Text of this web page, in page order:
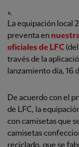
».
La equipación local
preventa en
oficialesde LFC
través de la
lanzamiento día, 16
De acuerdo con el
de LFC, la
con camisetas que
camisetas